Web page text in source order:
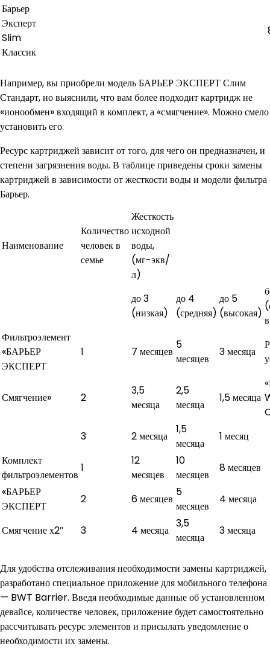
Барьер
Эксперт
Slim
Классик
Например, вы приобрели модель БАРЬЕР ЭКСПЕРТ Слим
Стандарт, но выяснили, что вам более подходит картридж не
«ионообмен» входящий в комплект, а «смягчение». Можно смело
установить его.
Ресурс картриджей зависит от того, для чего он предназначен, и
степени загрязнения воды. В таблице приведены сроки замены
картриджей в зависимости от жесткости воды и модели фильтра
Барьер.
Наименование
Количество
человек в
семье
Жесткость
исходной
воды,
(мг-экв/
л)
до 3
(низкая)
до 4
(средняя)
до 5
(высокая)
Фильтроэлемент
«БАРЬЕР
ЭКСПЕРТ
1 7 месяцев
5
месяцев
3 месяца
Смягчение» 2
3,5
месяца
2,5
месяца
1,5 месяца
3
2 месяца
1,5
месяца
1 месяц
Комплект
фильтроэлементов
1
12
месяцев
10
месяцев
8 месяцев
«БАРЬЕР
ЭКСПЕРТ
2 6 месяцев
5
месяцев
4 месяца
Смягчение х2″ 3 4 месяца
3,5
месяца
3 месяца
Для удобства отслеживания необходимости замены картриджей,
разработано специальное приложение для мобильного телефона
— BWT Barrier. Введя необходимые данные об установленном
девайсе, количестве человек, приложение будет самостоятельно
рассчитывать ресурс элементов и присылать уведомление о
необходимости их замены.